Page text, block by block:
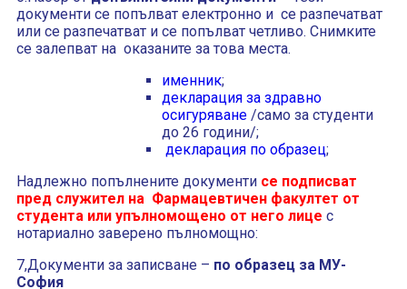
документи се попълват електронно и се разпечатват
или се разпечатват и се попълват четливо. Снимките
се залепват на оказаните за това места.
именник;
декларация за здравно
осигуряване /само за студенти
до 26 години/;
декларация по образец;
Надлежно попълнените документи се подписват
пред служител на Фармацевтичен факултет от
студента или упълномощено от него лице с
нотариално заверено пълномощно:
7,Документи за записване – по образец за МУ-
София